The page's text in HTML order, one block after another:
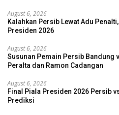
August 6, 2026
Kalahkan Persib Lewat Adu
Presiden 2026
August 6, 2026
Susunan Pemain Persib Bandung
Peralta dan Ramon Cadangan
August 6, 2026
Final Piala Presiden 2026 Persib
Prediksi